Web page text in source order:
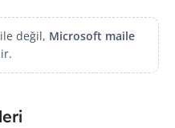
değil, Microsoft maile